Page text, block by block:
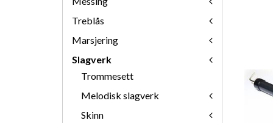
Treblås
Marsjering
Slagverk
Trommesett
Melodisk slagverk
Skinn